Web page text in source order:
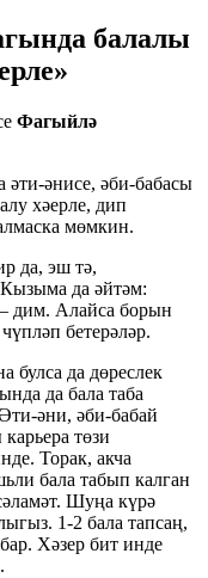
балалы
Фагыйлә
әти-әнисе, әби-бабасы
хәерле, дип
мөмкин.
да, эш тә,
да әйтәм:
дим. Алайса борын
бетерәләр.
булса да дөреслек
да бала таба
әни, әби-бабай
төзи
Торак, акча
бала табып калган
Шуңа күрә
1-2 бала тапсаң,
Хәзер бит инде